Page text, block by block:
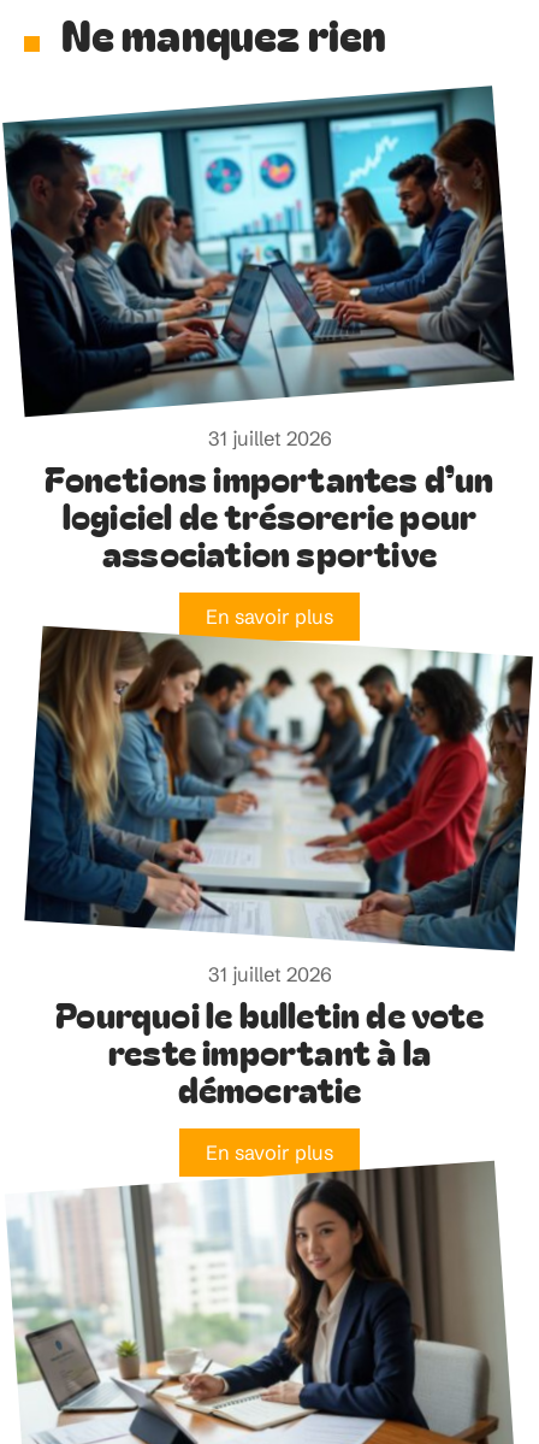
Ne manquez rien
31 juillet 2026
Fonctions importantes d’un
logiciel de trésorerie pour
association sportive
En savoir plus
31 juillet 2026
Pourquoi le bulletin de vote
reste important à la
démocratie
En savoir plus